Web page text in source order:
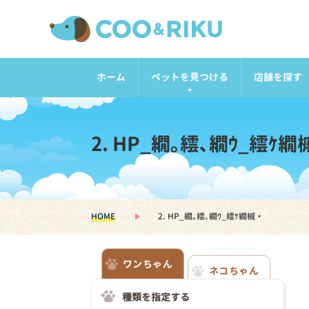
ホーム ペットを見つける 店舗を探す
2. HP_繝｡繧､繝ｳ_繧ｹ繝
HOME 2. HP_繝｡繧､繝ｳ_繧ｹ繝槭・
ワンちゃん
ネコちゃん
種類を指定する